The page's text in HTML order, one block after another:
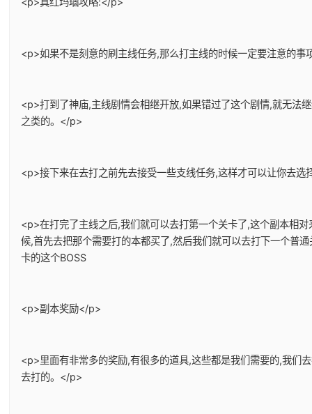
<p>如果不是刻意的刷主线任务,那么打主线的时候一定要注意的
<p>打到了神庙,主线剧情会相继开放,如果错过了这个剧情,就无法
之类的。</p>
<p>接下来在去打之前先去接受一些支线任务,这样才可以让你去
<p>在打完了主线之后,我们就可以去打第一个关卡了,这个副本相
候,首先去把那个需要打的本都买了,然后我们就可以去打下一个普
卡的这个BOSS
<p>副本奖励</p>
<p>里面有非常多的奖励,有很多的道具,这些都是我们需要的,我们
去打的。</p>